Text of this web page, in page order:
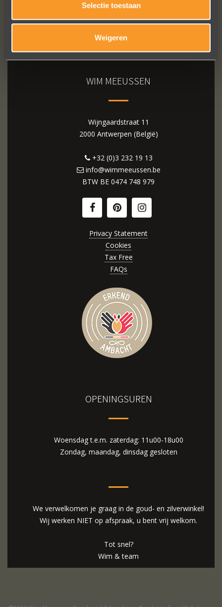
Selectie toestaan
Weigeren
WIM MEEUSSEN
Wijngaardstraat 11
2000 Antwerpen (België)
+32 (0)3 232 19 13
info@wimmeeussen.be
BTW BE 0474 748 979
Privacy Statement
Cookies
Tax Free
FAQs
OPENINGSUREN
Woensdag t.e.m. zaterdag: 11u00-18u00
Zondag, maandag, dinsdag gesloten
We verwelkomen je graag in de goud- en zilverwinkel!
Wij werken NIET op afspraak, u bent vrij welkom.
Tot snel?
Wim & team